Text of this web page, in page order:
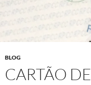
BLOG
CARTÃO